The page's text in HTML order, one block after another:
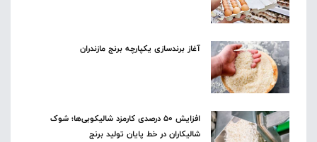
آغاز برندسازی یکپارچه برنج مازندران
افزایش ۵۰ درصدی کارمزد شالیکوبی‌ها؛ شوک
شالیکاران در خط پایان تولید برنج